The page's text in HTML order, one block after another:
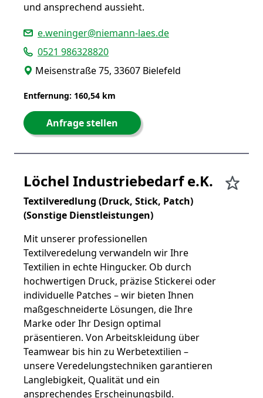
und ansprechend aussieht.
e.weninger@niemann-laes.de
0521 986328820
Meisenstraße 75, 33607 Bielefeld
Entfernung: 160,54 km
Anfrage stellen
Löchel Industriebedarf e.K.
Textilveredlung (Druck, Stick, Patch)
(Sonstige Dienstleistungen)
Mit unserer professionellen
Textilveredelung verwandeln wir Ihre
Textilien in echte Hingucker. Ob durch
hochwertigen Druck, präzise Stickerei oder
individuelle Patches – wir bieten Ihnen
maßgeschneiderte Lösungen, die Ihre
Marke oder Ihr Design optimal
präsentieren. Von Arbeitskleidung über
Teamwear bis hin zu Werbetextilien –
unsere Veredelungstechniken garantieren
Langlebigkeit, Qualität und ein
ansprechendes Erscheinungsbild.